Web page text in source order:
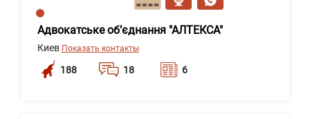
Адвокатське об’єднання "АЛТЕКСА"
Киев Показать контакты
188 18 6